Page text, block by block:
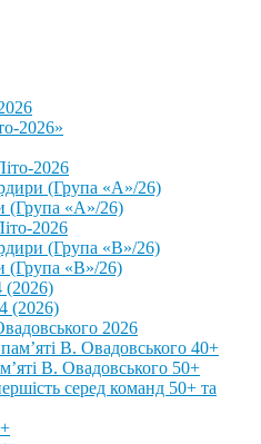
2026»
2026
(Група «А»/26)
(Група «А»/26)
2026
(Група «В»/26)
(Група «В»/26)
(2026)
(2026)
2026
В. Овадовського 40+
В. Овадовського 50+
серед команд 50+ та